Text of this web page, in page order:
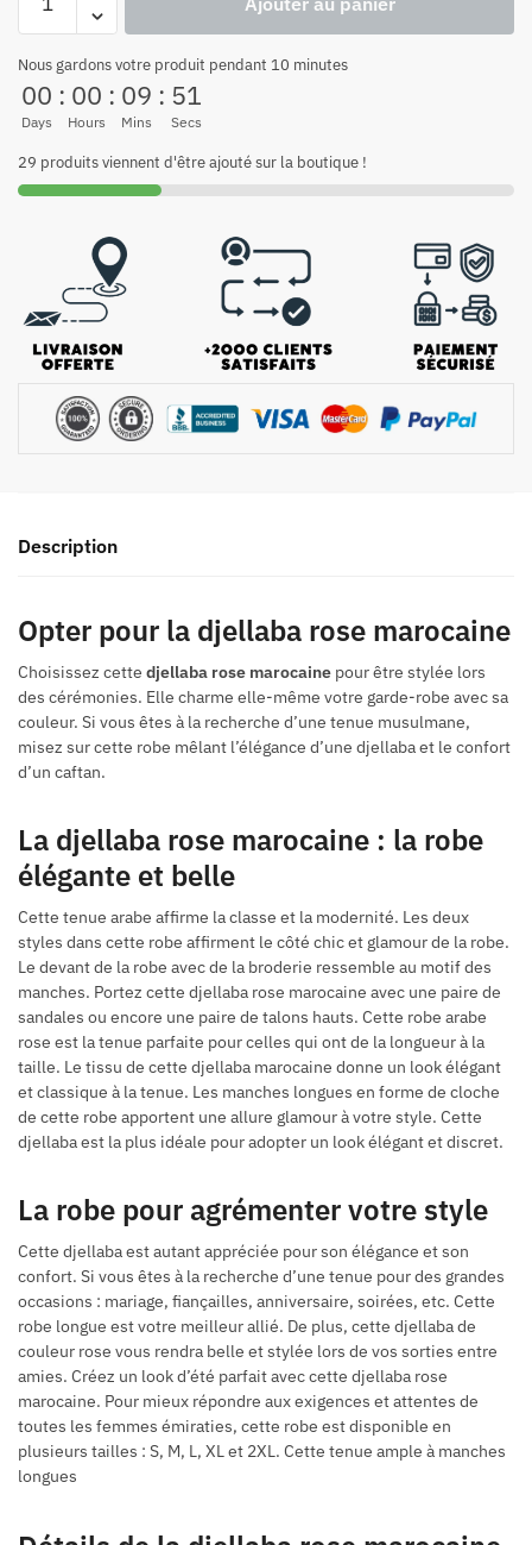
Nous gardons votre produit pendant 10 minutes
00
Days
: 00
Hours
: 09
Mins
: 51
Secs
29 produits viennent d'être ajouté sur la boutique !
Description
Opter pour la djellaba rose marocaine
Choisissez cette djellaba rose marocaine pour être stylée lors
des cérémonies. Elle charme elle-même votre garde-robe avec sa
couleur. Si vous êtes à la recherche d’une tenue musulmane,
misez sur cette robe mêlant l’élégance d’une djellaba et le confort
d’un caftan.
La djellaba rose marocaine : la robe
élégante et belle
Cette tenue arabe affirme la classe et la modernité. Les deux
styles dans cette robe affirment le côté chic et glamour de la robe.
Le devant de la robe avec de la broderie ressemble au motif des
manches. Portez cette djellaba rose marocaine avec une paire de
sandales ou encore une paire de talons hauts. Cette robe arabe
rose est la tenue parfaite pour celles qui ont de la longueur à la
taille. Le tissu de cette djellaba marocaine donne un look élégant
et classique à la tenue. Les manches longues en forme de cloche
de cette robe apportent une allure glamour à votre style. Cette
djellaba est la plus idéale pour adopter un look élégant et discret.
La robe pour agrémenter votre style
Cette djellaba est autant appréciée pour son élégance et son
confort. Si vous êtes à la recherche d’une tenue pour des grandes
occasions : mariage, fiançailles, anniversaire, soirées, etc. Cette
robe longue est votre meilleur allié. De plus, cette djellaba de
couleur rose vous rendra belle et stylée lors de vos sorties entre
amies. Créez un look d’été parfait avec cette djellaba rose
marocaine. Pour mieux répondre aux exigences et attentes de
toutes les femmes émiraties, cette robe est disponible en
plusieurs tailles : S, M, L, XL et 2XL. Cette tenue ample à manches
longues